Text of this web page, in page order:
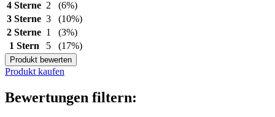
4 Sterne 2
(6%)
3 Sterne 3
(10%)
2 Sterne 1
(3%)
1 Stern
5 (17%)
Produkt bewerten
Produkt kaufen
Bewertungen filtern: